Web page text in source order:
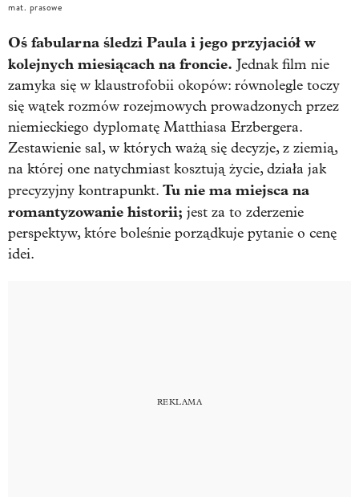
mat. prasowe
Oś fabularna śledzi Paula i jego przyjaciół w
kolejnych miesiącach na froncie. Jednak film nie
zamyka się w klaustrofobii okopów: równolegle toczy
się wątek rozmów rozejmowych prowadzonych przez
niemieckiego dyplomatę Matthiasa Erzbergera.
Zestawienie sal, w których ważą się decyzje, z ziemią,
na której one natychmiast kosztują życie, działa jak
precyzyjny kontrapunkt. Tu nie ma miejsca na
romantyzowanie historii; jest za to zderzenie
perspektyw, które boleśnie porządkuje pytanie o cenę
idei.